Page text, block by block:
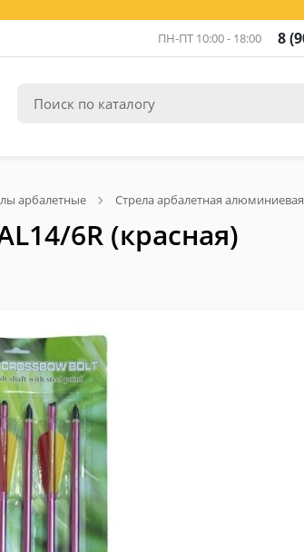
ПН-ПТ 10:00 - 18:00 8
арбалетные Стрела арбалетная
6R (красная)